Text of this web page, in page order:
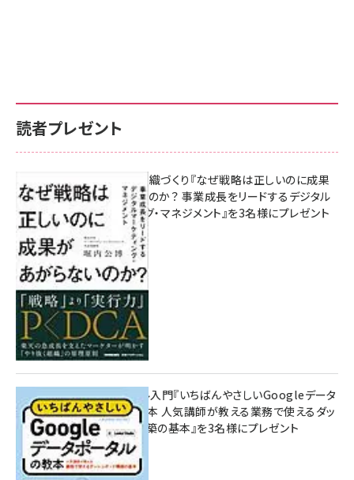
読者プレゼント
成果を生む組織づくり『なぜ戦略は正しいのに成果
があがらないのか？ 事業成長をリードするデジタル
マーケティング・マネジメント』を3名様にプレゼント
10:00
無料BIツール入門『いちばんやさしいGoogleデータ
ポータルの教本 人気講師が教える業務で使えるダッ
シュボード構築の基本』を3名様にプレゼント
7月31日 10:00